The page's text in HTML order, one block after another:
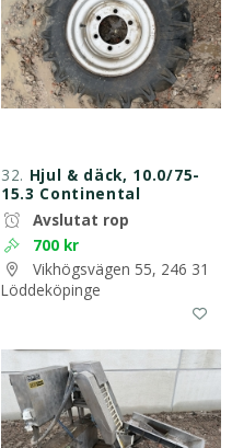
32. Hjul & däck, 10.0/75-
15.3 Continental
Avslutat rop
700 kr
Vikhögsvägen 55, 246 31
Löddeköpinge